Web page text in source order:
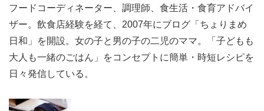
フードコーディネーター、調理師、食生活・食育アドバイ
ザー。飲食店経験を経て、2007年にブログ「ちょりまめ
日和」を開設。女の子と男の子の二児のママ。「子どもも
大人も一緒のごはん」をコンセプトに簡単・時短レシピを
日々発信している。